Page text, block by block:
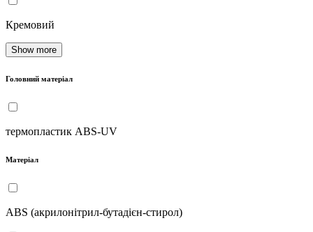
Кремовий
Show more
Головний матеріал
термопластик ABS-UV
Матеріал
ABS (акрилонітрил-бутадієн-стирол)